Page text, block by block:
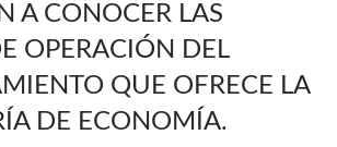
A CONOCER LAS
OPERACIÓN DEL
QUE OFRECE LA
DE ECONOMÍA.